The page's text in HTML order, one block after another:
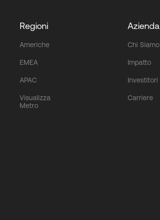
Regioni
Americhe
EMEA
APAC
Visualizza
Metro
Azienda
Chi Siamo
Impatto
Investitori
Carriere